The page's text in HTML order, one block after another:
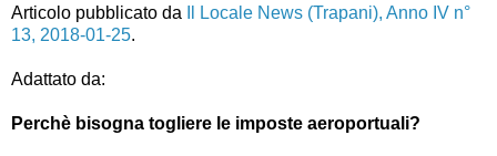
Articolo pubblicato da
Il Locale News (Trapani), Anno IV n°
13, 2018-01-25.
Adattato da:
Perchè bisogna togliere le imposte aeroportuali?